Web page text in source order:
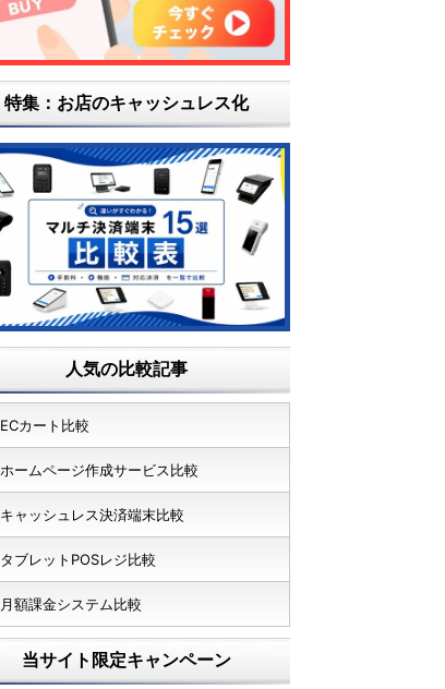
特集：お店のキャッシュレス化
人気の比較記事
ECカート比較
ホームページ作成サービス比較
キャッシュレス決済端末比較
タブレットPOSレジ比較
月額課金システム比較
当サイト限定キャンペーン